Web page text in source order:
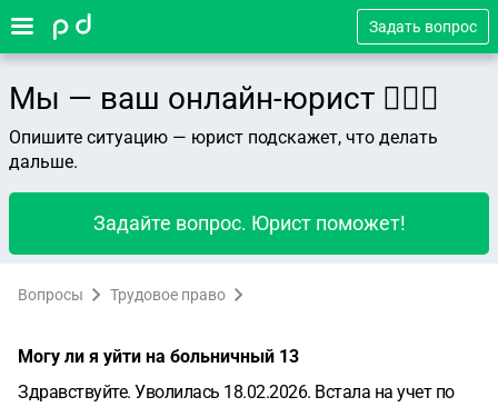
Задать вопрос
Мы — ваш онлайн-юрист 👨🏻‍⚖️
Опишите ситуацию — юрист подскажет, что делать
дальше.
Задайте вопрос. Юрист поможет!
Вопросы Трудовое право
Могу ли я уйти на больничный 13
Здравствуйте. Уволилась 18.02.2026. Встала на учет по